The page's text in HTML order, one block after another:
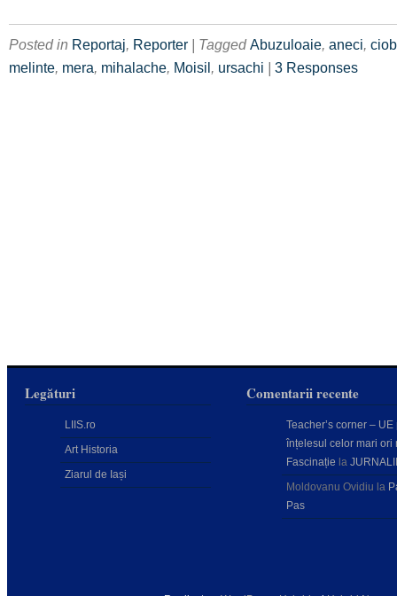
Posted in Reportaj, Reporter | TaggedAbuzuloaie, aneci,
melinte, mera, mihalache, Moisil, ursachi | 3 Responses
Legături
LIIS.ro
Art Historia
Ziarul de Iași
Comentarii recente
Teacher’s corner – UE
înțelesul celor mari ori
Fascinație la
Moldovanu Ovidiu la
Pas